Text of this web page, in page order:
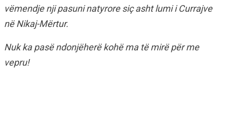
vëmendje nji pasuni natyrore siç asht lumi i Currajve
në Nikaj-Mërtur.
Nuk ka pasë ndonjëherë kohë ma të mirë për me
vepru!